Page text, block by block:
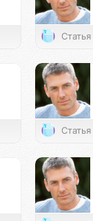
Статья
Статья